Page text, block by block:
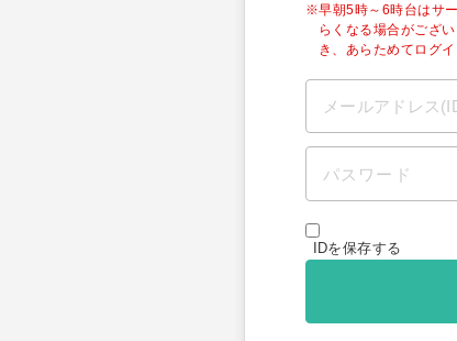
※早朝5時～6時台はサ
らくなる場合がござ
き、あらためてログ
IDを保存する